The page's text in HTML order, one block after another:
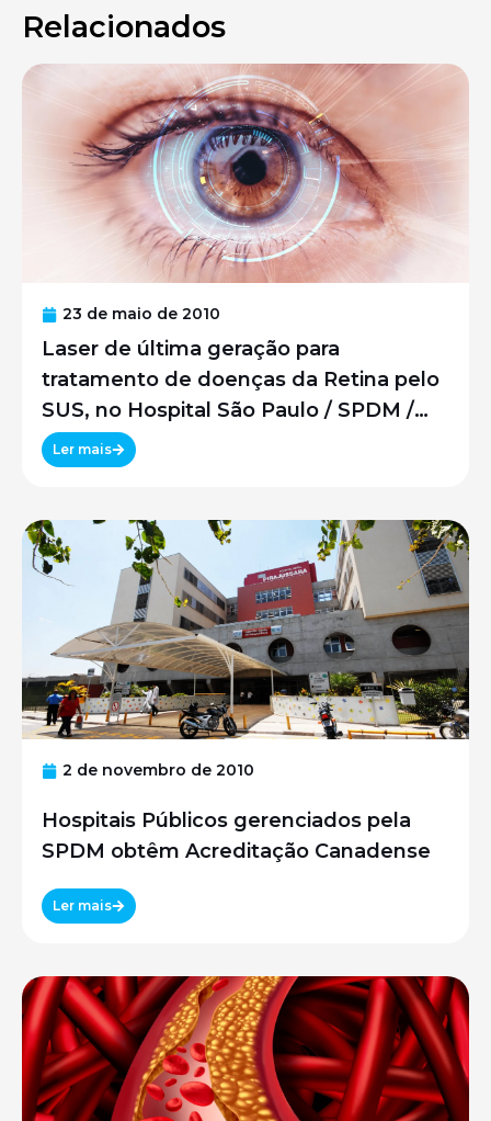
Relacionados
23 de maio de 2010
Laser de última geração para
tratamento de doenças da Retina pelo
SUS, no Hospital São Paulo / SPDM /
UNIFESP
Ler mais
2 de novembro de 2010
Hospitais Públicos gerenciados pela
SPDM obtêm Acreditação Canadense
Ler mais